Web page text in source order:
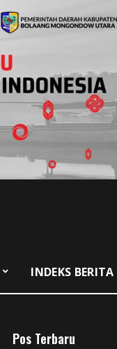
INDEKS BERITA
Pos Terbaru